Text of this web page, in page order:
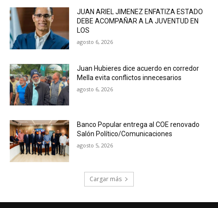
JUAN ARIEL JIMENEZ ENFATIZA ESTADO
DEBE ACOMPAÑAR A LA JUVENTUD EN
LOS
agosto 6, 2026
Juan Hubieres dice acuerdo en corredor
Mella evita conflictos innecesarios
agosto 6, 2026
Banco Popular entrega al COE renovado
Salón Político/Comunicaciones
agosto 5, 2026
Cargar más